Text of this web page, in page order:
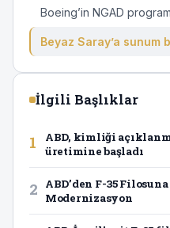
Boeing’in NGAD
Beyaz Saray’a sunum
İlgili Başlıklar
1
ABD, kimliği
üretimine başladı
2
ABD’den F-35
Modernizasyon